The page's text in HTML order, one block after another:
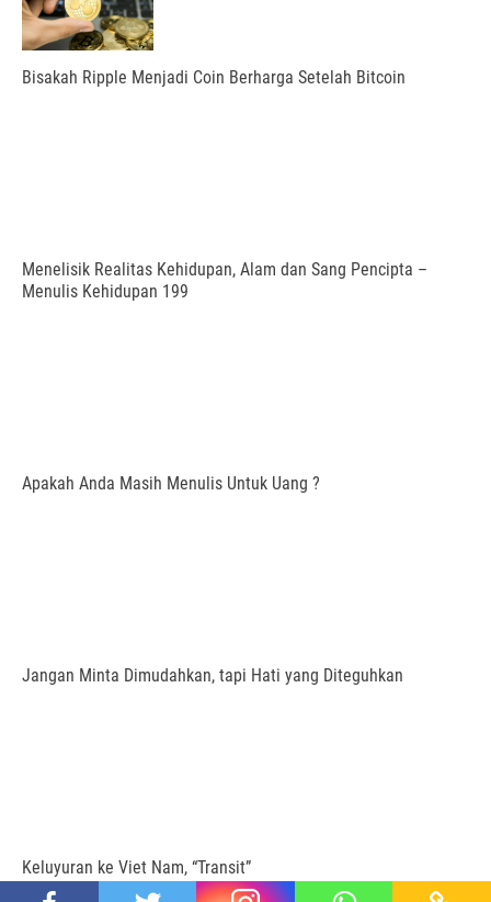
Bisakah Ripple Menjadi Coin Berharga Setelah Bitcoin
Menelisik Realitas Kehidupan, Alam dan Sang Pencipta –
Menulis Kehidupan 199
Apakah Anda Masih Menulis Untuk Uang ?
Jangan Minta Dimudahkan, tapi Hati yang Diteguhkan
Keluyuran ke Viet Nam, “Transit”